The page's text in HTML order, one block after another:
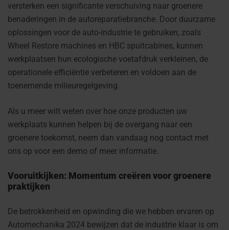
versterken een significante verschuiving naar groenere
benaderingen in de autoreparatiebranche. Door duurzame
oplossingen voor de auto-industrie te gebruiken, zoals
Wheel Restore machines en HBC spuitcabines, kunnen
werkplaatsen hun ecologische voetafdruk verkleinen, de
operationele efficiëntie verbeteren en voldoen aan de
toenemende milieuregelgeving.
Als u meer wilt weten over hoe onze producten uw
werkplaats kunnen helpen bij de overgang naar een
groenere toekomst, neem dan vandaag nog contact met
ons op voor een demo of meer informatie.
Vooruitkijken: Momentum creëren voor groenere
praktijken
De betrokkenheid en opwinding die we hebben ervaren op
Automechanika 2024 bewijzen dat de industrie klaar is om